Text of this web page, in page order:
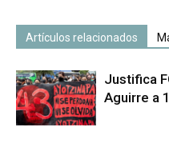
Artículos relacionados
Justifica
Aguirre a